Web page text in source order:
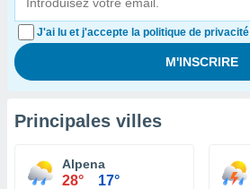
J'ai lu et j'accepte la politique de privacité
Principales villes
Alpena
28° 17°